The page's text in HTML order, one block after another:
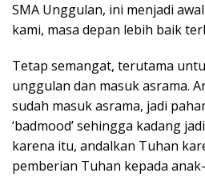
SMA Unggulan, ini menjadi
kami, masa depan lebih baik
Tetap semangat, terutama
unggulan dan masuk asrama.
sudah masuk asrama, jadi
‘badmood’ sehingga kadang
karena itu, andalkan Tuhan
pemberian Tuhan kepada